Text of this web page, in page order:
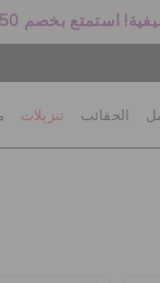
50% ثابت على تشكيلة مختارة
الحقائب تنزيلات